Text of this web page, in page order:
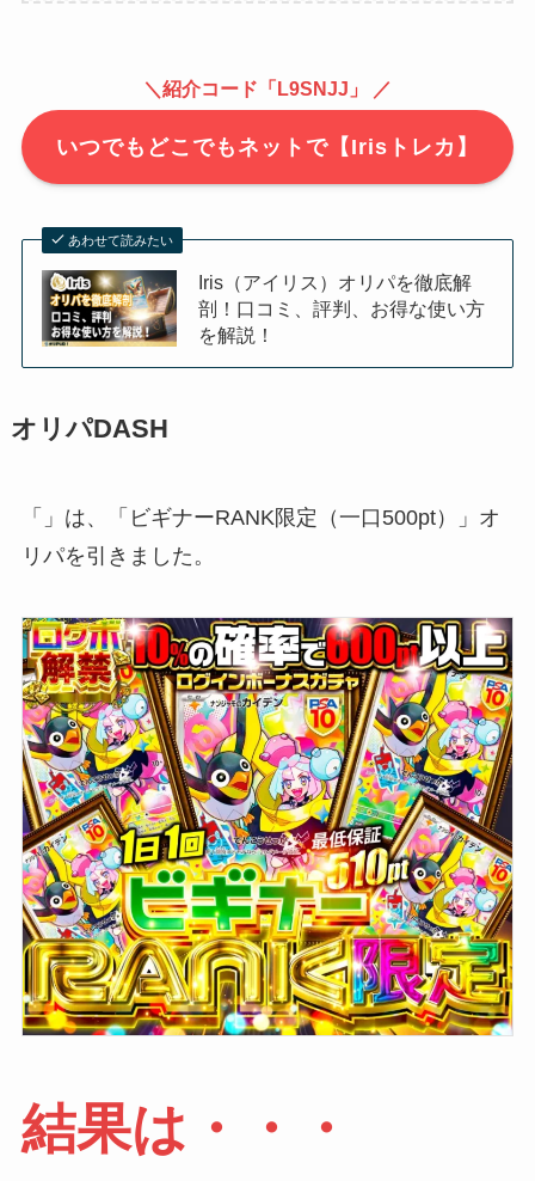
＼紹介コード「L9SNJJ」 ／
いつでもどこでもネットで【Irisトレカ】
あわせて読みたい
Iris（アイリス）オリパを徹底解
剖！口コミ、評判、お得な使い方
を解説！
オリパDASH
「」は、「ビギナーRANK限定（一口500pt）」オ
リパを引きました。
結果は・・・